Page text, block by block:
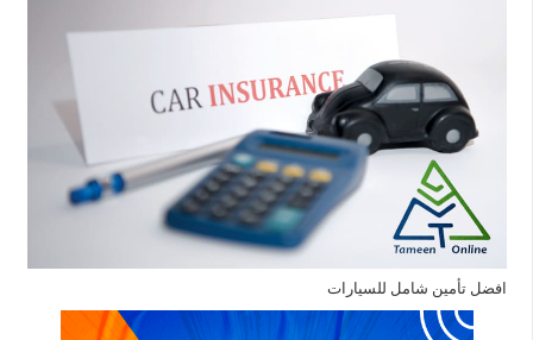
افضل تأمين شامل للسيارات